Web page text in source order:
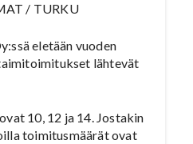
/ TURKU
eletään vuoden
lähtevät
10, 12 ja 14. Jostakin
toimitusmäärät ovat